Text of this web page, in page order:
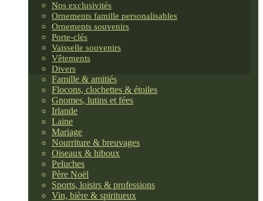
Nos exclusivités
Ornements famille personalisables
Ornements souvenirs
Porte-clés
Vaisselle souvenirs
Vêtements
Divers
Famille & amitiés
Flocons, clochettes & étoiles
Gnomes, lutins et fées
Irlande
Laine
Mariage
Nourriture & breuvages
Oiseaux & hiboux
Peluches
Père Noël
Sports, loisirs & professions
Vin, bière & spiritueux